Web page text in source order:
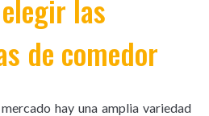
las
de comedor
hay una amplia variedad